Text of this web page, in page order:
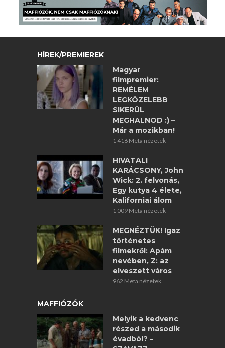
HÍREK/PREMIEREK
Magyar
filmpremier:
REMÉLEM
LEGKÖZELEBB
SIKERÜL
MEGHALNOD :) –
Már a mozikban!
1 416 Meta nézetek
HIVATALI
KARÁCSONY, John
Wick: 2. felvonás,
Egy kutya 4 élete,
Kaliforniai álom
1 009 Meta nézetek
MEGNÉZTÜK! Igaz
történetes
filmekről: Apám
nevében, Z: az
elveszett város
962 Meta nézetek
MAFFIÓZÓK
Melyik a kedvenc
részed a második
évadból? –